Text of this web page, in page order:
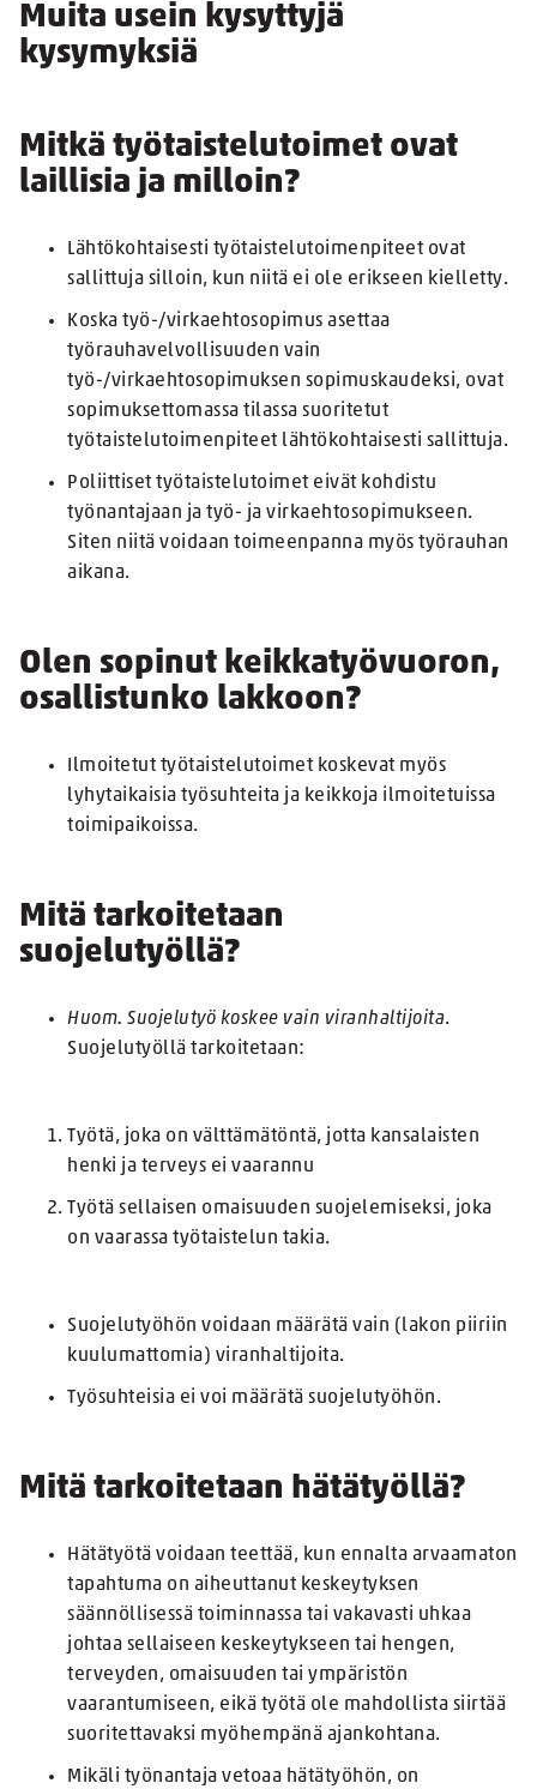
Muita usein kysyttyjä
kysymyksiä
Mitkä työtaistelutoimet ovat
laillisia ja milloin?
Lähtökohtaisesti työtaistelutoimenpiteet ovat
sallittuja silloin, kun niitä ei ole erikseen kielletty.
Koska työ-/virkaehtosopimus asettaa
työrauhavelvollisuuden vain
työ-/virkaehtosopimuksen sopimuskaudeksi, ovat
sopimuksettomassa tilassa suoritetut
työtaistelutoimenpiteet lähtökohtaisesti sallittuja.
Poliittiset työtaistelutoimet eivät kohdistu
työnantajaan ja työ- ja virkaehtosopimukseen.
Siten niitä voidaan toimeenpanna myös työrauhan
aikana.
Olen sopinut keikkatyövuoron,
osallistunko lakkoon?
Ilmoitetut työtaistelutoimet koskevat myös
lyhytaikaisia työsuhteita ja keikkoja ilmoitetuissa
toimipaikoissa.
Mitä tarkoitetaan
suojelutyöllä?
Huom. Suojelutyö koskee vain viranhaltijoita.
Suojelutyöllä tarkoitetaan:
Työtä, joka on välttämätöntä, jotta kansalaisten
henki ja terveys ei vaarannu
Työtä sellaisen omaisuuden suojelemiseksi, joka
on vaarassa työtaistelun takia.
Suojelutyöhön voidaan määrätä vain (lakon piiriin
kuulumattomia) viranhaltijoita.
Työsuhteisia ei voi määrätä suojelutyöhön.
Mitä tarkoitetaan hätätyöllä?
Hätätyötä voidaan teettää, kun ennalta arvaamaton
tapahtuma on aiheuttanut keskeytyksen
säännöllisessä toiminnassa tai vakavasti uhkaa
johtaa sellaiseen keskeytykseen tai hengen,
terveyden, omaisuuden tai ympäristön
vaarantumiseen, eikä työtä ole mahdollista siirtää
suoritettavaksi myöhempänä ajankohtana.
Mikäli työnantaja vetoaa hätätyöhön, on